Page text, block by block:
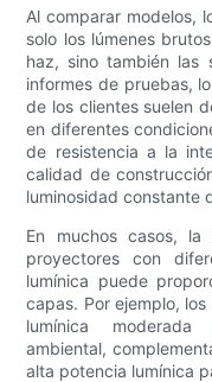
Al comparar modelos,
solo los lúmenes
haz, sino también las
informes de pruebas,
de los clientes suelen
en diferentes
de resistencia a la
calidad de
luminosidad constante
En muchos casos, la
proyectores con
lumínica puede
capas. Por ejemplo,
lumínica moderada
ambiental,
alta potencia lumínica